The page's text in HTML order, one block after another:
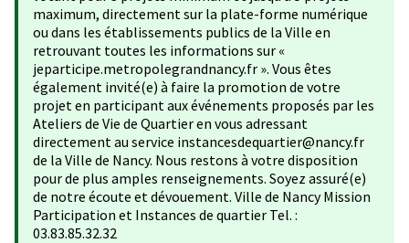
maximum, directement sur la plate-forme numérique
ou dans les établissements publics de la Ville en
retrouvant toutes les informations sur «
jeparticipe.metropolegrandnancy.fr ». Vous êtes
également invité(e) à faire la promotion de votre
projet en participant aux événements proposés par les
Ateliers de Vie de Quartier en vous adressant
directement au service instancesdequartier@nancy.fr
de la Ville de Nancy. Nous restons à votre disposition
pour de plus amples renseignements. Soyez assuré(e)
de notre écoute et dévouement. Ville de Nancy Mission
Participation et Instances de quartier Tel. :
03.83.85.32.32